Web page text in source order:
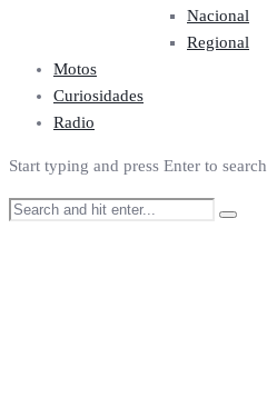
Nacional
Regional
Motos
Curiosidades
Radio
Start typing and press Enter to search